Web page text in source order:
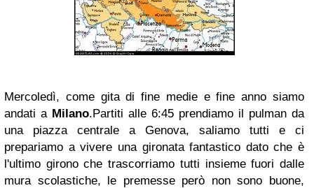
Mercoledì, come gita di fine medie e fine anno siamo
andati a Milano.Partiti alle 6:45 prendiamo il pulman da
una piazza centrale a Genova, saliamo tutti e ci
prepariamo a vivere una gironata fantastico dato che è
l'ultimo girono che trascorriamo tutti insieme fuori dalle
mura scolastiche, le premesse però non sono buone,